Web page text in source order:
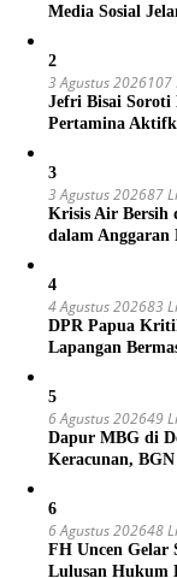
Media Sosial
2
3 Agustus 2026107
Jefri Bisai Soroti
Pertamina
3
3 Agustus 202687
Krisis Air Bersih
dalam Anggaran
4
4 Agustus 202683
DPR Papua
Lapangan
5
6 Agustus 202649
Dapur MBG di
Keracunan,
6
6 Agustus 202648
FH Uncen Gelar
Lulusan Hukum